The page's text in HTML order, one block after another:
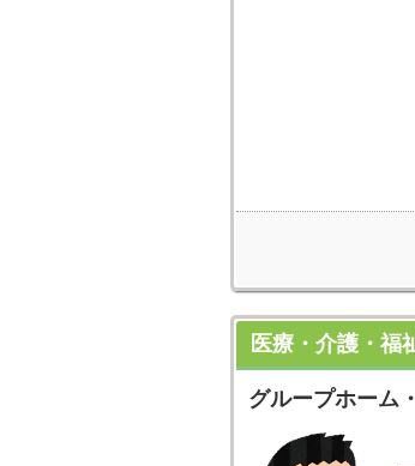
医療・介護・福
グループホーム